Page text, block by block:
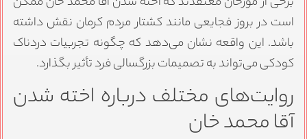
است در بروز فجایعی مانند کشتار مردم کرمان نقش داشته
باشد. این واقعه نشان می‌دهد که چگونه تجربیات دردناک
کودکی می‌تواند به تصمیمات بزرگسالی فرد تأثیر بگذارد.
روایت‌های مختلف درباره اخته شدن
آقا محمد خان